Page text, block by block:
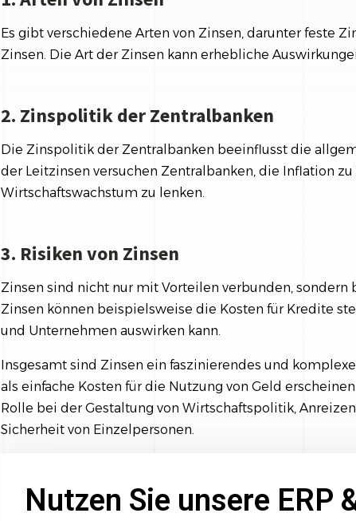
Es gibt verschiedene Arten von Zinsen, darunter feste
Zinsen. Die Art der Zinsen kann erhebliche
2. Zinspolitik der Zentralbanken
Die Zinspolitik der Zentralbanken beeinflusst die
der Leitzinsen versuchen Zentralbanken, die Inflation
Wirtschaftswachstum zu lenken.
3. Risiken von Zinsen
Zinsen sind nicht nur mit Vorteilen verbunden, sondern
Zinsen können beispielsweise die Kosten für Kredite
und Unternehmen auswirken kann.
Insgesamt sind Zinsen ein faszinierendes und
als einfache Kosten für die Nutzung von Geld
Rolle bei der Gestaltung von Wirtschaftspolitik,
Sicherheit von Einzelpersonen.
Nutzen Sie unsere ERP